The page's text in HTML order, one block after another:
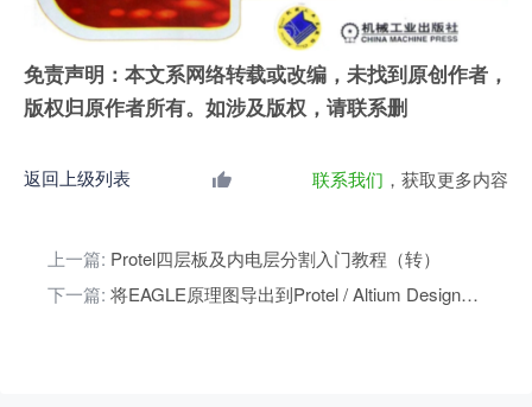
免责声明：本文系网络转载或改编，未找到原创作者，
版权归原作者所有。如涉及版权，请联系删
返回上级列表 联系我们 ，获取更多内容
上一篇: Protel四层板及内电层分割入门教程（转）
下一篇:
将EAGLE原理图导出到Protel / Altium Designer的方法